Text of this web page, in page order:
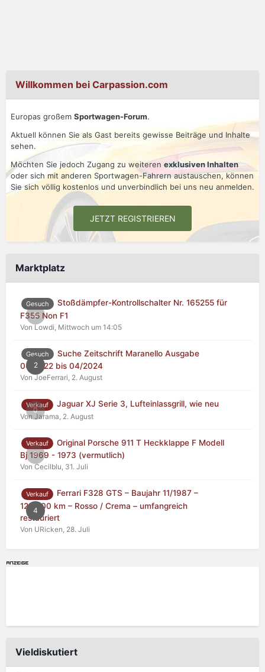
Willkommen bei Carpassion.com
Europas großem Sportwagen-Forum.
Aktuell können Sie als Gast bereits gewisse Beiträge und Inhalte
sehen.
Möchten Sie jedoch Zugang zu weiterenexklusiven Inhalten
oder sich mit anderen Sportwagen-Fahrern austauschen, können
Sie sich völlig kostenlos und unverbindlich bei uns neu anmelden.
JETZT REGISTRIEREN
Marktplatz
0
Gesuch
Stoßdämpfer-Kontrollschalter Nr. 165255 für
F355 Non F1
Von Lowdi, Mittwoch um 14:05
2
Gesuch
Suche Zeitschrift Maranello Ausgabe
04/2022 bis 04/2024
Von JoeFerrari, 2. August
0
Verkauf Jaguar XJ Serie 3, Lufteinlassgrill, wie neu
Von Jarama, 2. August
0
Verkauf
Original Porsche 911 T Heckklappe F Modell
Bj 1969 - 1973 (vermutlich)
Von Cecilblu, 31. Juli
4
Verkauf
Ferrari F328 GTS – Baujahr 11/1987 –
125.000 km – Rosso / Crema – umfangreich
restauriert
Von URicken, 28. Juli
Vieldiskutiert